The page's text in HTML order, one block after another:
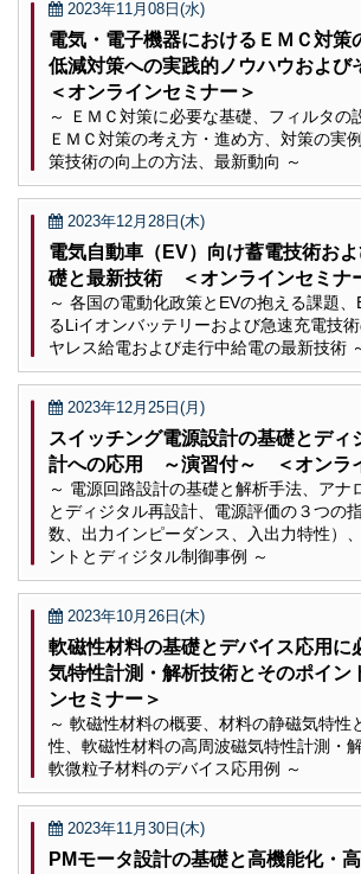
2023年11月08日(水)
電気・電子機器におけるＥＭＣ対策
低減対策への実践的ノウハウおよ
＜オンラインセミナー＞
～ ＥＭＣ対策に必要な基礎、フィルタの
ＥＭＣ対策の考え方・進め方、対策の実
策技術の向上の方法、最新動向 ～
2023年12月28日(木)
電気自動車（EV）向け蓄電技術お
礎と最新技術 ＜オンラインセミナ
～ 各国の電動化政策とEVの抱える課題
るLiイオンバッテリーおよび急速充電技
ヤレス給電および走行中給電の最新技術
2023年12月25日(月)
スイッチング電源設計の基礎とディ
計への応用 ～演習付～ ＜オンラ
～ 電源回路設計の基礎と解析手法、アナ
とディジタル再設計、電源評価の３つの
数、出力インピーダンス、入出力特性）
ントとディジタル制御事例 ～
2023年10月26日(木)
軟磁性材料の基礎とデバイス応用に
気特性計測・解析技術とそのポイ
ンセミナー＞
～ 軟磁性材料の概要、材料の静磁気特性
性、軟磁性材料の高周波磁気特性計測・
軟微粒子材料のデバイス応用例 ～
2023年11月30日(木)
PMモータ設計の基礎と高機能化・